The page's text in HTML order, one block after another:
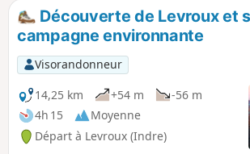
Découverte de Levroux et
campagne environnante
Visorandonneur
14,25 km
+54 m
-56 m
4h 15
Moyenne
Départ à Levroux (Indre)